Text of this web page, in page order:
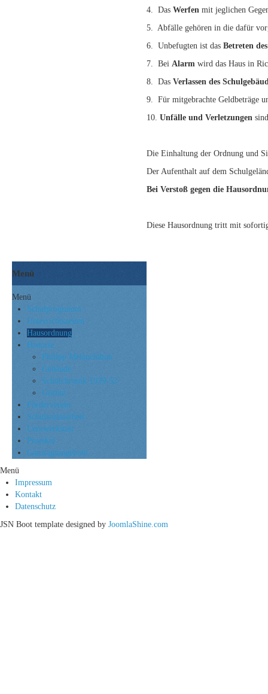
4. DasWerfenmit jeglichen
5. Abfälle gehören in die dafür
6. Unbefugten ist dasBetreten
7. BeiAlarm wird das Haus in
8. DasVerlassen des
9. Für mitgebrachte Geldbeträge
10.Unfälle und Verletzungen
Die Einhaltung der Ordnung und
Der Aufenthalt auf dem
Bei Verstoß gegen die
Diese Hausordnung tritt mit
Menü
Menü
Schulprogramm
Unterrichtszeiten
Hausordnung
Historie
Philipp Melanchthon
Gebäude
Schulchronik 1939-52
Görlitz
Förderverein
Schulsozialarbeit
Lernwerkstatt
Projekte
Ganztagsangebote
Menü
Impressum
Kontakt
Datenschutz
JSN Boot template designed by JoomlaShine.com